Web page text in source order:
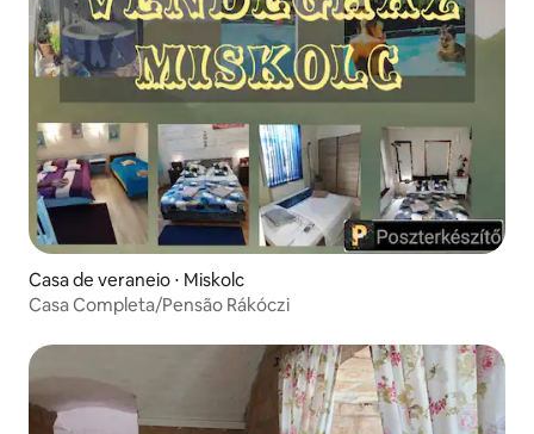
Casa de veraneio ⋅ Miskolc
Casa Completa/Pensão Rákóczi